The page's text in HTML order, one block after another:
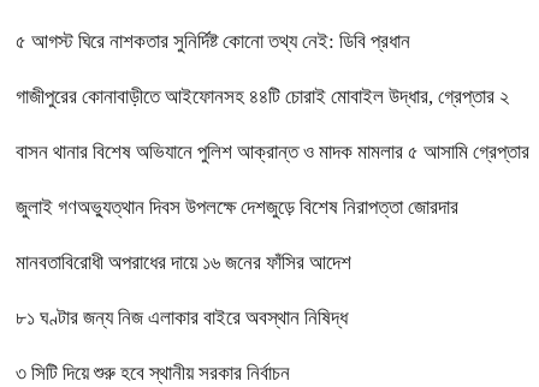
৫ আগস্ট ঘিরে নাশকতার সুনির্দিষ্ট কোনো তথ্য নেই: ডিবি প্রধান
গাজীপুরের কোনাবাড়ীতে আইফোনসহ ৪৪টি চোরাই মোবাইল উদ্ধার, গ্রেপ্তার ২
বাসন থানার বিশেষ অভিযানে পুলিশ আক্রান্ত ও মাদক মামলার ৫ আসামি গ্রেপ্তার
জুলাই গণঅভ্যুত্থান দিবস উপলক্ষে দেশজুড়ে বিশেষ নিরাপত্তা জোরদার
মানবতাবিরোধী অপরাধের দায়ে ১৬ জনের ফাঁসির আদেশ
৮১ ঘণ্টার জন্য নিজ এলাকার বাইরে অবস্থান নিষিদ্ধ
৩ সিটি দিয়ে শুরু হবে স্থানীয় সরকার নির্বাচন